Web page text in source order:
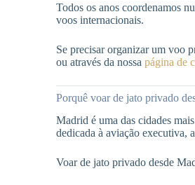
Todos os anos coordenamos
voos internacionais.
Se precisar organizar um voo
ou através da nossa página de
Porquê voar de jato privado
Madrid é uma das cidades
dedicada à aviação executiva,
Voar de jato privado desde